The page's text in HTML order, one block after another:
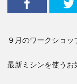
９月のワークショッ
最新ミシンを使うお